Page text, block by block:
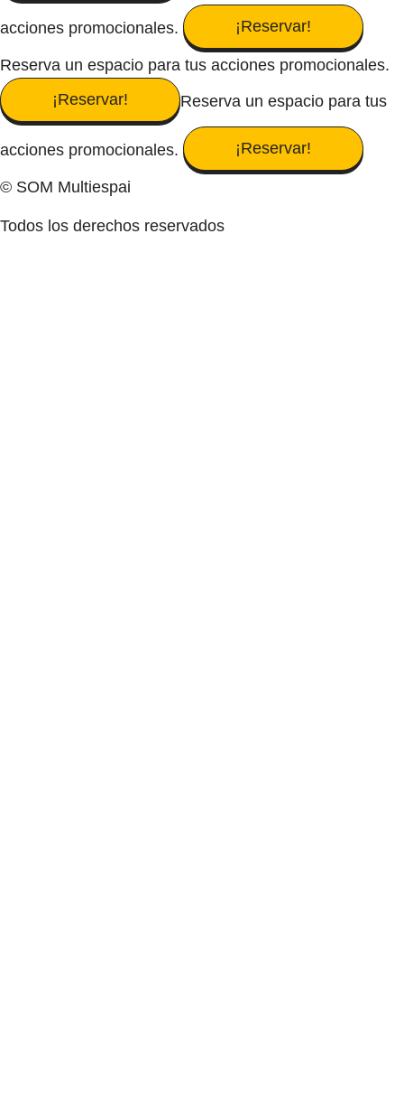
acciones promocionales. ¡Reservar!
Reserva un espacio para tus acciones promocionales.
¡Reservar!
Reserva un espacio para tus
acciones promocionales. ¡Reservar!
© SOM Multiespai
Todos los derechos reservados